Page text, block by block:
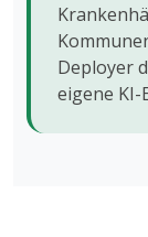
Deployer
eigene KI-